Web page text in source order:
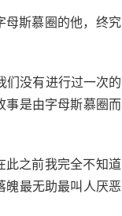
母斯慕圈的他，终究
们没有进行过一次的
事是由字母斯慕圈而
此之前我完全不知道
魄最无助最叫人厌恶